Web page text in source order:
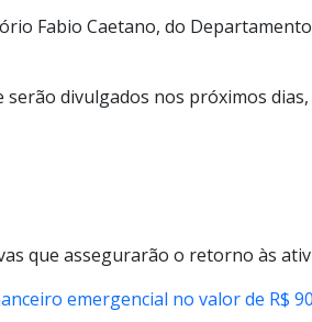
Fabio Caetano, do
divulgados nos próximos
que assegurarão o retorno às
emergencial no valor de R$ 90